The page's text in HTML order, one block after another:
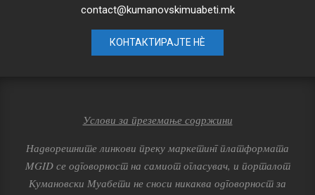
contact@kumanovskimuabeti.mk
КОНТАКТИРАЈТЕ НЀ
Услови за преземање содржини
Надворешните линкови преку маркетинг платформата
MGID се одговорност на самиот огласувач, и порталот
Кумановски Муабети не сноси никаква одговорност за